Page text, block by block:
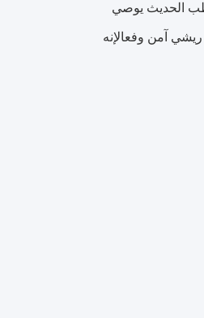
الحديث يوصي
آمن وفعالإنه